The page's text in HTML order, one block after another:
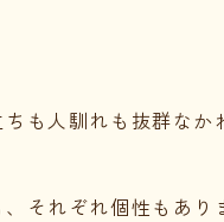
も人馴れも抜群なか
、それぞれ個性もあ